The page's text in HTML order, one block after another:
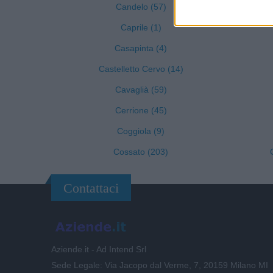
Candelo (57)
Caprile (1)
Casapinta (4)
Castelletto Cervo (14)
Cavaglià (59)
Cerrione (45)
Coggiola (9)
Cossato (203)
Contattaci
Aziende.it - Ad Intend Srl
Sede Legale: Via Jacopo dal Verme, 7, 20159 Milano MI